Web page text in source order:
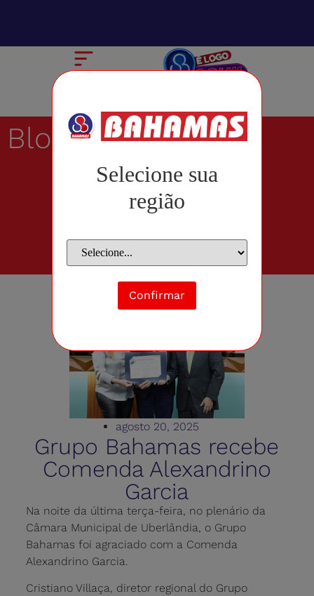
Selecione sua
região
Confirmar
Blog
agosto 20, 2025
Grupo Bahamas recebe
Comenda Alexandrino
Garcia
Na noite da última terça-feira, no plenário da
Câmara Municipal de Uberlândia, o Grupo
Bahamas foi agraciado com a Comenda
Alexandrino Garcia.
Cristiano Villaça, diretor regional do Grupo